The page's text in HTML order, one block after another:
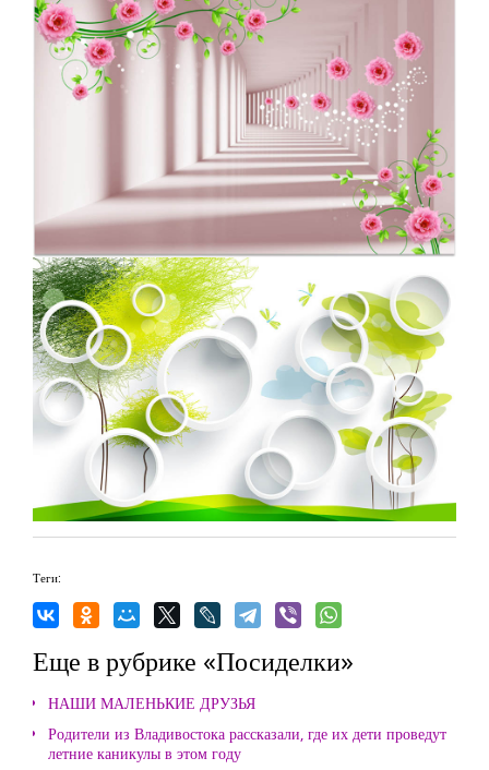
Теги:
Еще в рубрике «Посиделки»
НАШИ МАЛЕНЬКИЕ ДРУЗЬЯ
Родители из Владивостока рассказали, где их дети проведут
летние каникулы в этом году